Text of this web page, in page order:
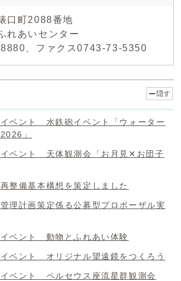
口町2088番地
れあいセンター
、ファクス0743-73-5350
隠す
ベント 水鉄砲イベント「ウォーター
」
ベント 天体観測会「お月見✕お団子
整備基本構想を策定しました
理計画策定係る公募型プロポーザル実
ベント 動物とふれあい体験
ベント オリジナル望遠鏡をつくろう
ベント ペルセウス座流星群観測会